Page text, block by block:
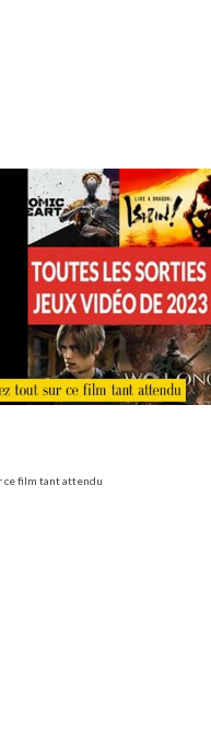
ce film tant attendu